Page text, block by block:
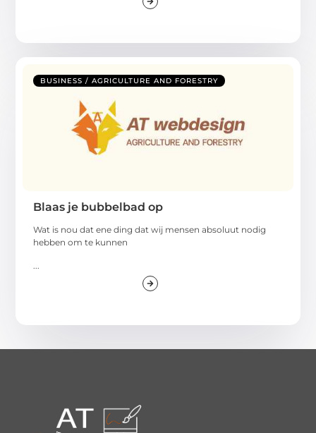
BUSINESS / AGRICULTURE AND FORESTRY
Blaas je bubbelbad op
Wat is nou dat ene ding dat wij mensen absoluut nodig
hebben om te kunnen